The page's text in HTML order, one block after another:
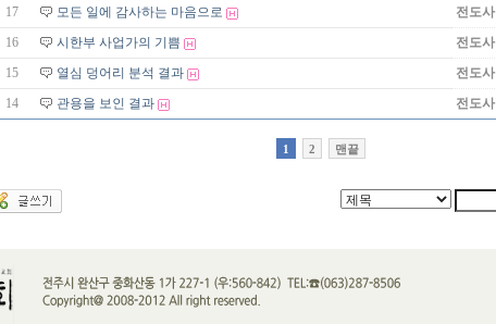
17
모든 일에 감사하는 마음으로 전도사
16
시한부 사업가의 기쁨 전도사
15
열심 덩어리 분석 결과 전도사
14
관용을 보인 결과 전도사
1 2 맨끝